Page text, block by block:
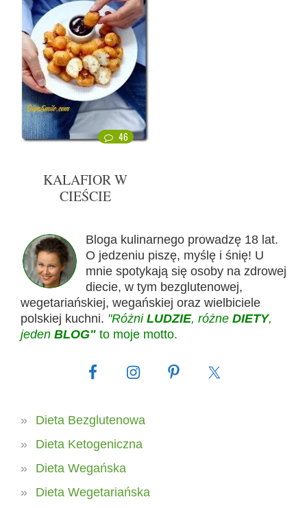
46
KALAFIOR W
CIEŚCIE
Bloga kulinarnego prowadzę 18 lat.
O jedzeniu piszę, myślę i śnię! U
mnie spotykają się osoby na zdrowej
diecie, w tym bezglutenowej,
wegetariańskiej, wegańskiej oraz wielbiciele
polskiej kuchni. "Różni LUDZIE, różne DIETY,
jeden BLOG" to moje motto.
Dieta Bezglutenowa
Dieta Ketogeniczna
Dieta Wegańska
Dieta Wegetariańska